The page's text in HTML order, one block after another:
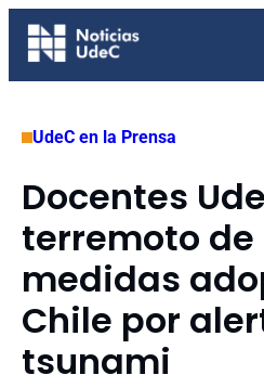
Saltar
UdeC en la Prensa
Docentes
terremoto de
medidas
Chile por
tsunami